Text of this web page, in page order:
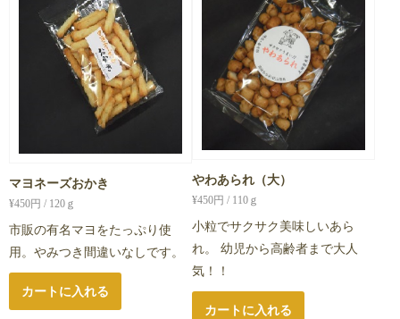
マヨネーズおかき
¥450円 / 120ｇ
市販の有名マヨをたっぷり使
用。やみつき間違いなしです。
カートに入れる
やわあられ（大）
¥450円 / 110ｇ
小粒でサクサク美味しいあら
れ。 幼児から高齢者まで大人
気！！
カートに入れる